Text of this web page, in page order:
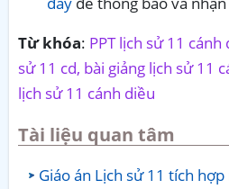
Từ khóa: PPT lịch sử 11
sử 11 cd, bài giảng lịch sử 11
lịch sử 11 cánh diều
Tài liệu quan tâm
Giáo án Lịch sử 11 tích